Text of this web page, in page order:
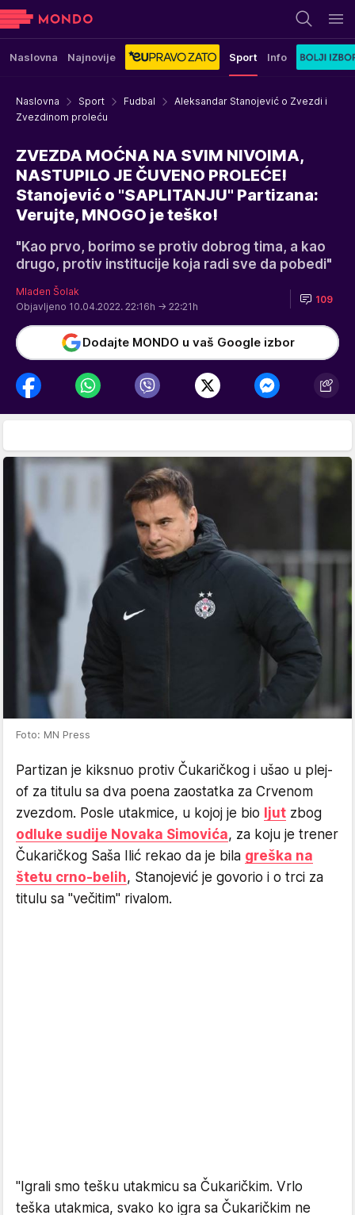
Naslovna Najnovije Sport Info
Naslovna Sport Fudbal
Aleksandar Stanojević o Zvezdi i
Zvezdinom proleću
ZVEZDA MOĆNA NA SVIM NIVOIMA,
NASTUPILO JE ČUVENO PROLEĆE!
Stanojević o "SAPLITANJU" Partizana:
Verujte, MNOGO je teško!
"Kao prvo, borimo se protiv dobrog tima, a kao
drugo, protiv institucije koja radi sve da pobedi"
Mladen Šolak
Objavljeno 10.04.2022. 22:16h → 22:21h
109
Dodajte MONDO u vaš Google izbor
Foto: MN Press
Partizan je kiksnuo protiv Čukaričkog i ušao u plej-
of za titulu sa dva poena zaostatka za Crvenom
zvezdom. Posle utakmice, u kojoj je bio ljut zbog
odluke sudije Novaka Simovića, za koju je trener
Čukaričkog Saša Ilić rekao da je bila greška na
štetu crno-belih, Stanojević je govorio i o trci za
titulu sa "večitim" rivalom.
"Igrali smo tešku utakmicu sa Čukaričkim. Vrlo
teška utakmica, svako ko igra sa Čukaričkim ne